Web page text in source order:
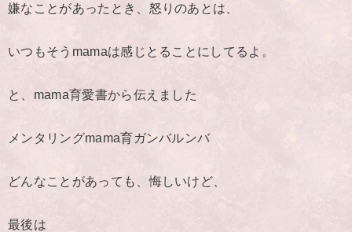
嫌なことがあったとき、怒りのあとは、
いつもそうmamaは感じとることにしてるよ。
と、mama育愛書から伝えました
メンタリングmama育ガンバルンバ
どんなことがあっても、悔しいけど、
最後は